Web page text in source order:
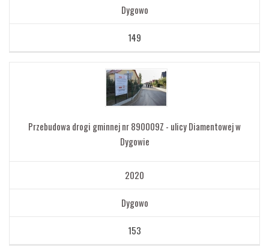
Dygowo
149
Przebudowa drogi gminnej nr 890009Z - ulicy Diamentowej w
Dygowie
2020
Dygowo
153